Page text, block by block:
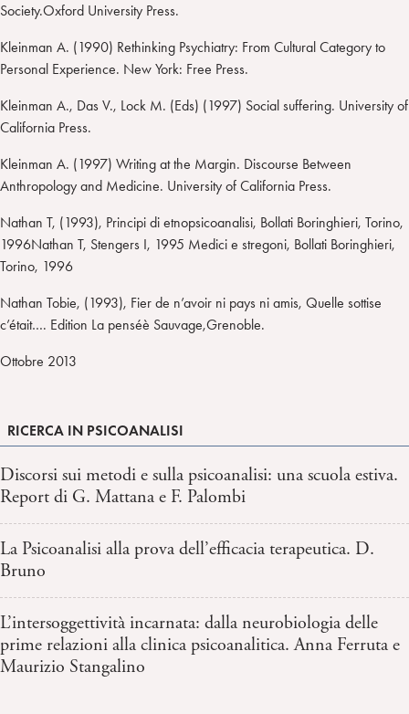
Society.Oxford University Press.
Kleinman A. (1990) Rethinking Psychiatry: From Cultural Category to
Personal Experience. New York: Free Press.
Kleinman A., Das V., Lock M. (Eds) (1997) Social suffering. University of
California Press.
Kleinman A. (1997) Writing at the Margin. Discourse Between
Anthropology and Medicine. University of California Press.
Nathan T, (1993), Principi di etnopsicoanalisi, Bollati Boringhieri, Torino,
1996Nathan T, Stengers I, 1995 Medici e stregoni, Bollati Boringhieri,
Torino, 1996
Nathan Tobie, (1993), Fier de n’avoir ni pays ni amis, Quelle sottise
c’était…. Edition La penséè Sauvage,Grenoble.
Ottobre 2013
RICERCA IN PSICOANALISI
Discorsi sui metodi e sulla psicoanalisi: una scuola estiva.
Report di G. Mattana e F. Palombi
La Psicoanalisi alla prova dell’efficacia terapeutica. D.
Bruno
L’intersoggettività incarnata: dalla neurobiologia delle
prime relazioni alla clinica psicoanalitica. Anna Ferruta e
Maurizio Stangalino